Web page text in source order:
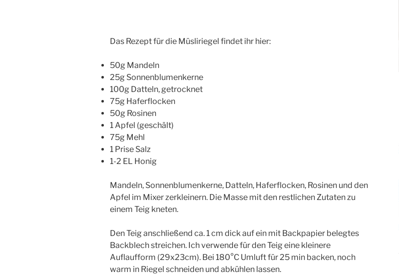
Das Rezept für die Müsliriegel findet ihr hier:
50g Mandeln
25g Sonnenblumenkerne
100g Datteln, getrocknet
75g Haferflocken
50g Rosinen
1 Apfel (geschält)
75g Mehl
1 Prise Salz
1-2 EL Honig
Mandeln, Sonnenblumenkerne, Datteln, Haferflocken, Rosinen und den
Apfel im Mixer zerkleinern. Die Masse mit den restlichen Zutaten zu
einem Teig kneten.
Den Teig anschließend ca. 1 cm dick auf ein mit Backpapier belegtes
Backblech streichen. Ich verwende für den Teig eine kleinere
Auflaufform (29x23cm). Bei 180°C Umluft für 25 min backen, noch
warm in Riegel schneiden und abkühlen lassen.